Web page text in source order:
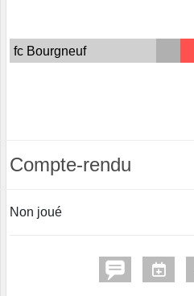
fc Bourgneuf
Compte-rendu
Non joué